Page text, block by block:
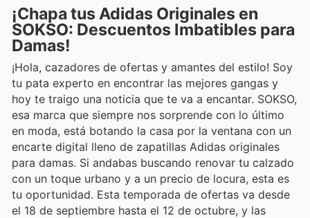
¡Chapa tus Adidas Originales en
SOKSO: Descuentos Imbatibles para
Damas!
¡Hola, cazadores de ofertas y amantes del estilo! Soy
tu pata experto en encontrar las mejores gangas y
hoy te traigo una noticia que te va a encantar. SOKSO,
esa marca que siempre nos sorprende con lo último
en moda, está botando la casa por la ventana con un
encarte digital lleno de zapatillas Adidas originales
para damas. Si andabas buscando renovar tu calzado
con un toque urbano y a un precio de locura, esta es
tu oportunidad. Esta temporada de ofertas va desde
el 18 de septiembre hasta el 12 de octubre, y las